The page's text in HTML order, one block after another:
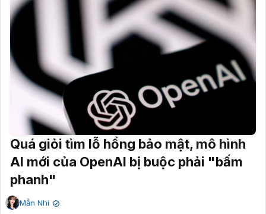
Quá giỏi tìm lỗ hổng bảo mật, mô hình
AI mới của OpenAI bị buộc phải "bấm
phanh"
Mẫn Nhi ✔